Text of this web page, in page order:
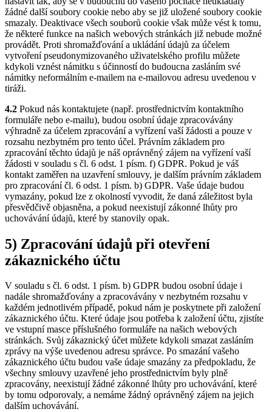
žádné další soubory cookie nebo aby se již uložené soubory cookie
smazaly. Deaktivace všech souborů cookie však může vést k tomu,
že některé funkce na našich webových stránkách již nebude možné
provádět. Proti shromažďování a ukládání údajů za účelem
vytvoření pseudonymizovaného uživatelského profilu můžete
kdykoli vznést námitku s účinností do budoucna zasláním své
námitky neformálním e-mailem na e-mailovou adresu uvedenou v
tiráži.
4.2 Pokud nás kontaktujete (např. prostřednictvím kontaktního
formuláře nebo e-mailu), budou osobní údaje zpracovávány
výhradně za účelem zpracování a vyřízení vaší žádosti a pouze v
rozsahu nezbytném pro tento účel. Právním základem pro
zpracování těchto údajů je náš oprávněný zájem na vyřízení vaší
žádosti v souladu s čl. 6 odst. 1 písm. f) GDPR. Pokud je váš
kontakt zaměřen na uzavření smlouvy, je dalším právním základem
pro zpracování čl. 6 odst. 1 písm. b) GDPR. Vaše údaje budou
vymazány, pokud lze z okolností vyvodit, že daná záležitost byla
přesvědčivě objasněna, a pokud neexistují zákonné lhůty pro
uchovávání údajů, které by stanovily opak.
5) Zpracování údajů při otevření
zákaznického účtu
V souladu s čl. 6 odst. 1 písm. b) GDPR budou osobní údaje i
nadále shromažďovány a zpracovávány v nezbytném rozsahu v
každém jednotlivém případě, pokud nám je poskytnete při založení
zákaznického účtu. Které údaje jsou potřeba k založení účtu, zjistíte
ve vstupní masce příslušného formuláře na našich webových
stránkách. Svůj zákaznický účet můžete kdykoli smazat zasláním
zprávy na výše uvedenou adresu správce. Po smazání vašeho
zákaznického účtu budou vaše údaje smazány za předpokladu, že
všechny smlouvy uzavřené jeho prostřednictvím byly plně
zpracovány, neexistují žádné zákonné lhůty pro uchovávání, které
by tomu odporovaly, a nemáme žádný oprávněný zájem na jejich
dalším uchovávání.